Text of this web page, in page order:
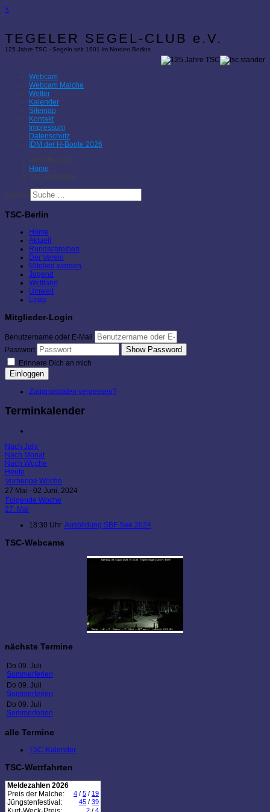
×
TEGELER SEGEL-CLUB e.V.
125 Jahre TSC - Segeln seit 1901 im Norden Berlins
Webcam
Webcam Malche
Wetter
Kalender
Sitemap
Kontakt
Impressum
Datenschutz
IDM der H-Boote 2026
Aktuelle Seite:
Home
TSC-Kalender
Suchen
TSC-Berlin
Home
Aktuell
Rundschreiben
Der Verein
Mitglied werden
Jugend
Wettfahrt
Umwelt
Links
Mitglieder-Login
Benutzername oder E-Mail
Passwort
Show Password
Erinnere Dich an mich
Einloggen
Zugangsdaten vergessen?
Terminkalender
Nach Jahr
Nach Monat
Nach Woche
Heute
Vorherige Woche
27 Mai - 02 Juni, 2024
Folgende Woche
27. Mai
18:30 Uhr Ausbildung SBF See 2024
TSC-Webcams
nächste Termine
Do 09. Juli
Sommerferien
Do 09. Juli
Sommerferien
Do 09. Juli
Sommerferien
alle Termine
TSC-Kalender
TSC-Wettfahrten
Meldezahlen 2026
Preis der Malche:
4 / 5 / 19
Jüngstenfestival: 45 / 39
2 / 4